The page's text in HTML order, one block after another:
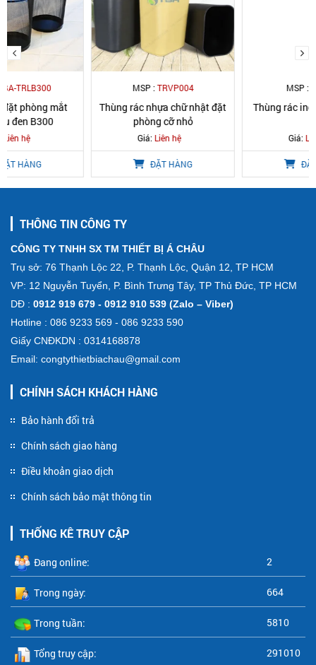
Thùng rác nhựa chữ nhật đặt
phòng cỡ nhỏ
Thùng rác inox đạp chân 5L
THÔNG TIN CÔNG TY
CÔNG TY TNHH SX TM THIẾT BỊ Á CHÂU
Trụ sở: 76 Thạnh Lộc 22, P. Thạnh Lộc, Quận 12, TP HCM
VP: 12 Nguyễn Tuyển, P. Bình Trưng Tây, TP Thủ Đức, TP HCM
DĐ : 0912 919 679 - 0912 910 539 (Zalo – Viber)
Hotline : 086 9233 569 - 086 9233 590
Giấy CNĐKDN : 0314168878
Email: congtythietbiachau@gmail.com
CHÍNH SÁCH KHÁCH HÀNG
Bảo hành đổi trả
Chính sách giao hàng
Điều khoản giao dịch
Chính sách bảo mật thông tin
THỐNG KÊ TRUY CẬP
Đang online: 2
Trong ngày: 664
Trong tuần: 5810
Tổng truy cập: 291010